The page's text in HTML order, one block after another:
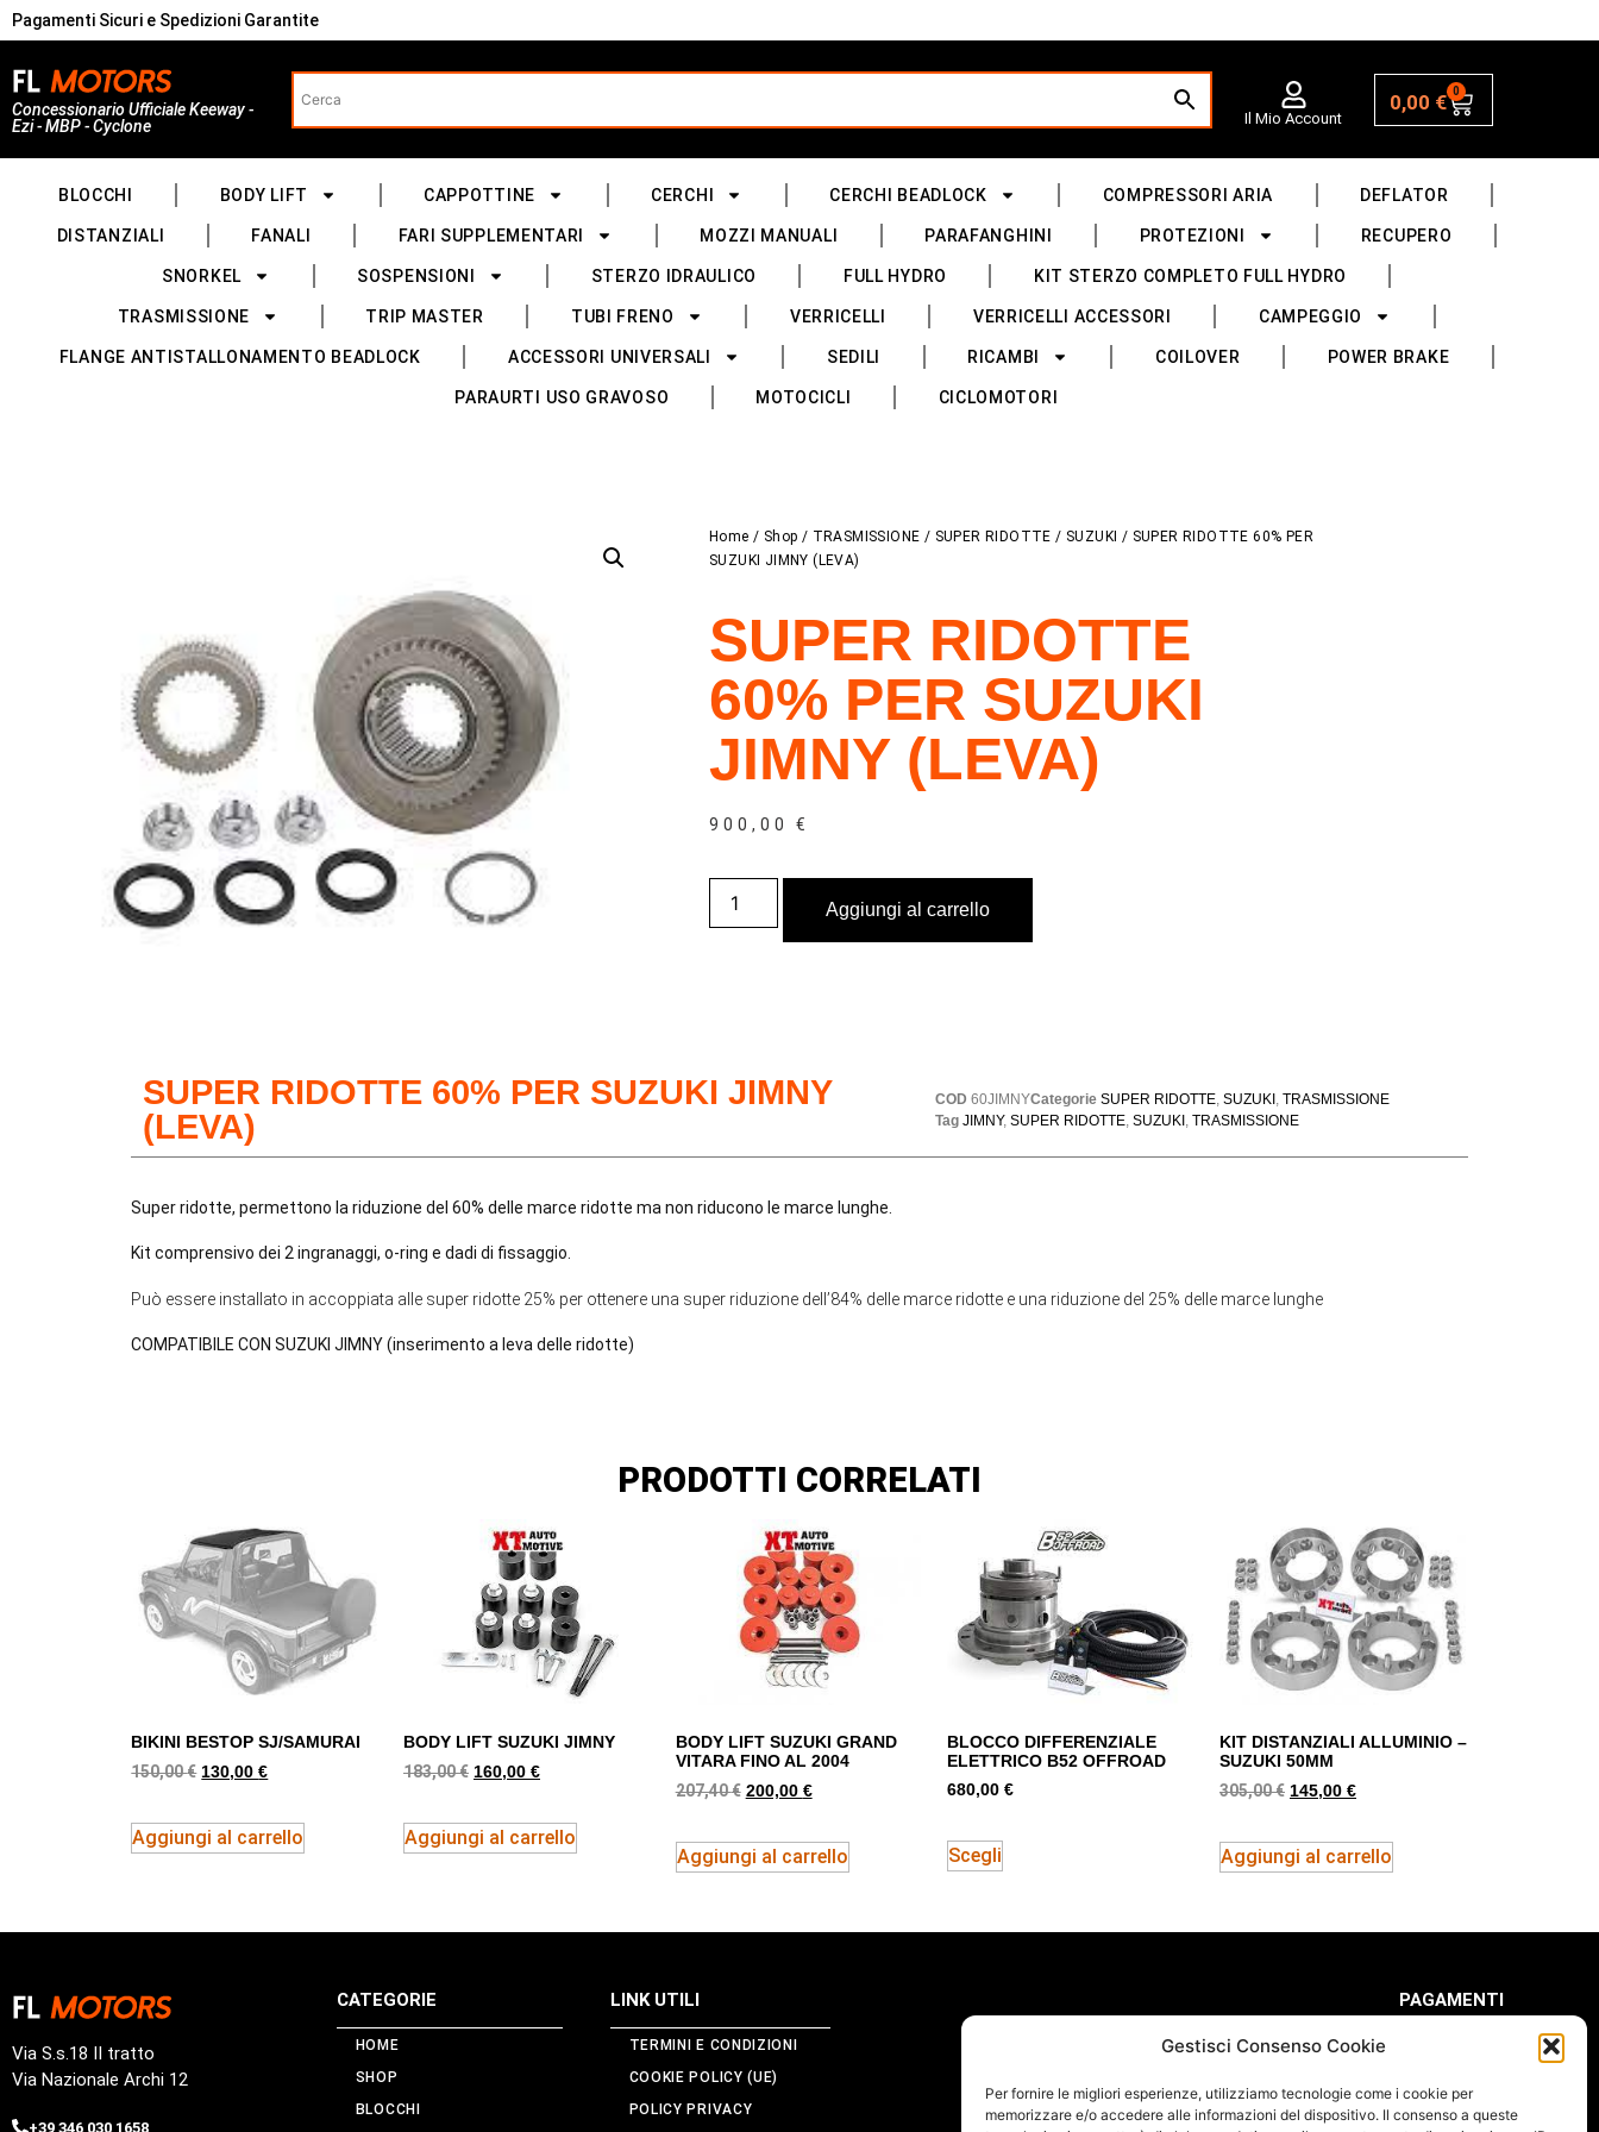
Gestisci Consenso Cookie
Per fornire le migliori esperienze, utilizziamo tecnologie come i cookie per
memorizzare e/o accedere alle informazioni del dispositivo. Il consenso a queste
Pagamenti Sicuri e Spedizioni Garantite
Concessionario Ufficiale Keeway -
Ezi - MBP - Cyclone
Il Mio Account
0,00 € 0
BLOCCHI BODY LIFT CAPPOTTINE CERCHI CERCHI BEADLOCK COMPRESSORI ARIA DEFLATOR
DISTANZIALI FANALI FARI SUPPLEMENTARI MOZZI MANUALI PARAFANGHINI PROTEZIONI RECUPERO
SNORKEL SOSPENSIONI STERZO IDRAULICO FULL HYDRO KIT STERZO COMPLETO FULL HYDRO
TRASMISSIONE TRIP MASTER TUBI FRENO VERRICELLI VERRICELLI ACCESSORI CAMPEGGIO
FLANGE ANTISTALLONAMENTO BEADLOCK ACCESSORI UNIVERSALI SEDILI RICAMBI COILOVER POWER BRAKE
PARAURTI USO GRAVOSO MOTOCICLI CICLOMOTORI
Home / Shop / TRASMISSIONE / SUPER RIDOTTE / SUZUKI / SUPER RIDOTTE 60% PER
SUZUKI JIMNY (LEVA)
SUPER RIDOTTE
60% PER SUZUKI
JIMNY (LEVA)
900,00€
Aggiungi al carrello
SUPER RIDOTTE 60% PER SUZUKI JIMNY
(LEVA)
COD60JIMNYCategorie SUPER RIDOTTE,SUZUKI ,TRASMISSIONE
Tag JIMNY,SUPER RIDOTTE,SUZUKI ,TRASMISSIONE
Super ridotte, permettono la riduzione del 60% delle marce ridotte ma non riducono le marce lunghe.
Kit comprensivo dei 2 ingranaggi, o-ring e dadi di fissaggio.
Può essere installato in accoppiata alle super ridotte 25% per ottenere una super riduzione dell’84% delle marce ridotte e una riduzione del 25% delle marce lunghe
COMPATIBILE CON SUZUKI JIMNY (inserimento a leva delle ridotte)
PRODOTTI CORRELATI
BIKINI BESTOP SJ/SAMURAI
150,00€ 130,00€
Aggiungi al carrello
BODY LIFT SUZUKI JIMNY
183,00€ 160,00 €
Aggiungi al carrello
BODY LIFT SUZUKI GRAND
VITARA FINO AL 2004
207,40€ 200,00 €
Aggiungi al carrello
BLOCCO DIFFERENZIALE
ELETTRICO B52 OFFROAD
680,00€
Scegli
KIT DISTANZIALI ALLUMINIO –
SUZUKI 50MM
305,00€ 145,00 €
Aggiungi al carrello
Via S.s.18 II tratto
Via Nazionale Archi 12
+39 346 030 1658
CATEGORIE
HOME
SHOP
BLOCCHI
LINK UTILI
TERMINI E CONDIZIONI
COOKIE POLICY (UE)
POLICY PRIVACY
PAGAMENTI